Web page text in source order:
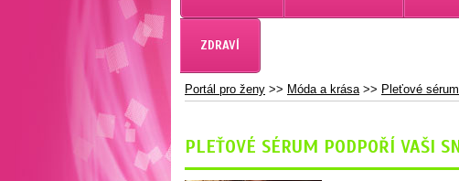
ZDRAVÍ
Portál pro ženy >> Móda a krása>> Pleťové
PLEŤOVÉ SÉRUM PODPOŘÍ VAŠI